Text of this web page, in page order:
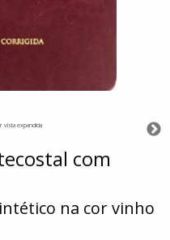
vista expandida
com
na cor vinho